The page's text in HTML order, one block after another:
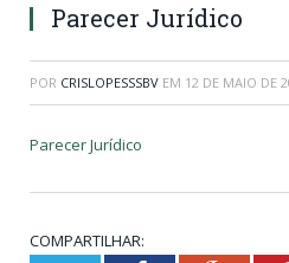
Parecer Jurídico
POR CRISLOPESSSBV EM 12 DE MAIO DE
Parecer Jurídico
COMPARTILHAR: